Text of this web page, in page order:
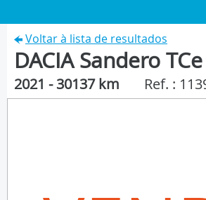
Voltar à lista de resultados
DACIA Sandero
2021 - 30137 km Ref. :